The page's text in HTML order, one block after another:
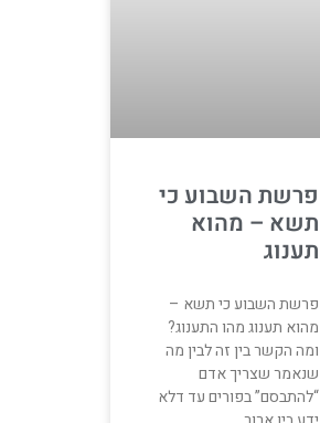
פרשת השבוע כי
תשא – מהוא
תענוג
פרשת השבוע כי תשא –
מהוא תענוג מהו התענוג?
ומה הקשר בין זה לבין מה
שנאמר שצריך אדם
“להתבסם” בפורים עד דלא